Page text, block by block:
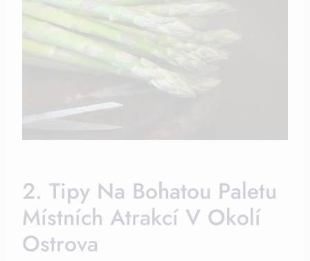
2.​ Tipy Na ‍bohatou Paletu
Místních Atrakcí​ V ‌okolí
Ostrova